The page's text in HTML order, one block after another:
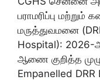
பராமரிப்பு
மருத்துவமனை
Hospital):
ஆணை குறித்த
Empanelled